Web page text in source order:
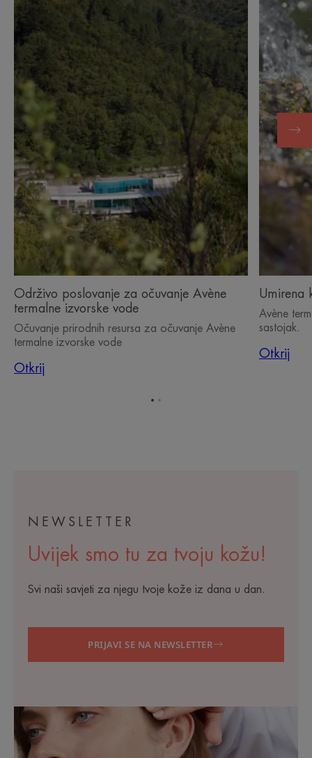
Održivo
poslovanje
za
očuvanje
Avène
termalne
izvorske
vode
Održivo poslovanje za očuvanje Avène
termalne izvorske vode
Očuvanje prirodnih resursa za očuvanje Avène
termalne izvorske vode
Otkrij
Umirena
koža,
miran
život
Umirena
Avène
sastojak.
Otkrij
NEWSLETTER
Uvijek smo tu za tvoju kožu!
Svi naši savjeti za njegu tvoje kože iz dana u dan.
PRIJAVI SE NA NEWSLETTER